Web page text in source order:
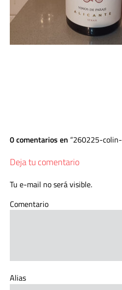
0 comentarios en 260225-
Deja tu comentario
Tu e-mail no será visible.
Comentario
Alias